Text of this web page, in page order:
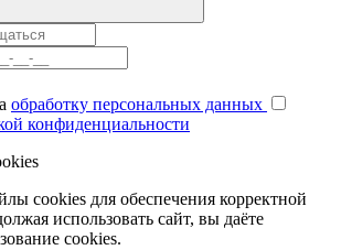
обработку персональных данных
конфиденциальности
cookies для обеспечения корректной
использовать сайт, вы даёте
cookies.